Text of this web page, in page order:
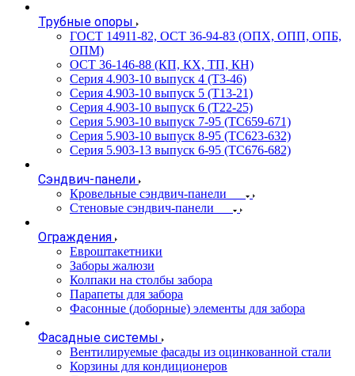
Трубные опоры
ГОСТ 14911-82, ОСТ 36-94-83 (ОПХ, ОПП, ОПБ,
ОПМ)
ОСТ 36-146-88 (КП, КХ, ТП, КН)
Серия 4.903-10 выпуск 4 (Т3-46)
Серия 4.903-10 выпуск 5 (Т13-21)
Серия 4.903-10 выпуск 6 (Т22-25)
Серия 5.903-10 выпуск 7-95 (ТС659-671)
Серия 5.903-10 выпуск 8-95 (ТС623-632)
Серия 5.903-13 выпуск 6-95 (ТС676-682)
Сэндвич-панели
Кровельные сэндвич-панели
Стеновые сэндвич-панели
Ограждения
Евроштакетники
Заборы жалюзи
Колпаки на столбы забора
Парапеты для забора
Фасонные (доборные) элементы для забора
Фасадные системы
Вентилируемые фасады из оцинкованной стали
Корзины для кондиционеров